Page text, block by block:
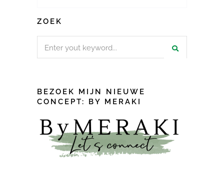
ZOEK
BEZOEK MIJN NIEUWE
CONCEPT: BY MERAKI